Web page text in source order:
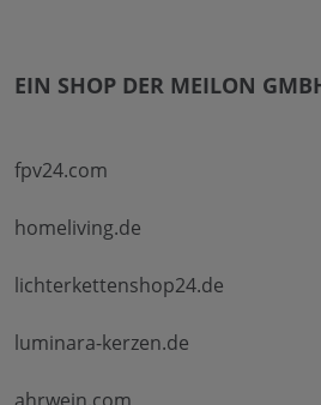
EIN SHOP DER MEILON
fpv24.com
homeliving.de
lichterkettenshop24.de
luminara-kerzen.de
ahrwein.com